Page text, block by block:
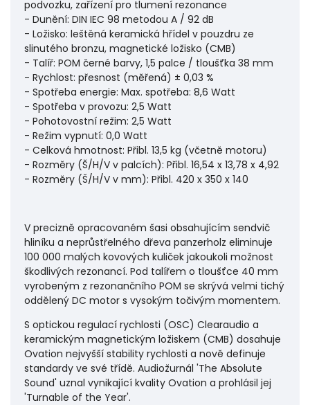
podvozku, zařízení pro tlumení rezonance
- Dunění: DIN IEC 98 metodou A / 92 dB
- Ložisko: leštěná keramická hřídel v pouzdru ze
slinutého bronzu, magnetické ložisko (CMB)
- Talíř: POM černé barvy, 1,5 palce / tloušťka 38 mm
- Rychlost: přesnost (měřená) ± 0,03 %
- Spotřeba energie: Max. spotřeba: 8,6 Watt
- Spotřeba v provozu: 2,5 Watt
- Pohotovostní režim: 2,5 Watt
- Režim vypnutí: 0,0 Watt
- Celková hmotnost: Přibl. 13,5 kg (včetně motoru)
- Rozměry (Š/H/V v palcích): Přibl. 16,54 x 13,78 x 4,92
- Rozměry (Š/H/V v mm): Přibl. 420 x 350 x 140
V precizně opracovaném šasi obsahujícím sendvič
hliníku a neprůstřelného dřeva panzerholz eliminuje
100 000 malých kovových kuliček jakoukoli možnost
škodlivých rezonancí. Pod talířem o tloušťce 40 mm
vyrobeným z rezonančního POM se skrývá velmi tichý
oddělený DC motor s vysokým točivým momentem.
S optickou regulací rychlosti (OSC) Clearaudio a
keramickým magnetickým ložiskem (CMB) dosahuje
Ovation nejvyšší stability rychlosti a nově definuje
standardy ve své třídě. Audiožurnál 'The Absolute
Sound' uznal vynikající kvality Ovation a prohlásil jej
'Turnable of the Year'.